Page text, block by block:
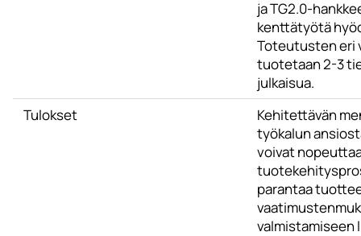
ja TG2.0-
kenttätyötä
Toteutusten eri
tuotetaan 2-3
julkaisua.
Tulokset
Kehitettävän
työkalun
voivat
parantaa
valmistamiseen